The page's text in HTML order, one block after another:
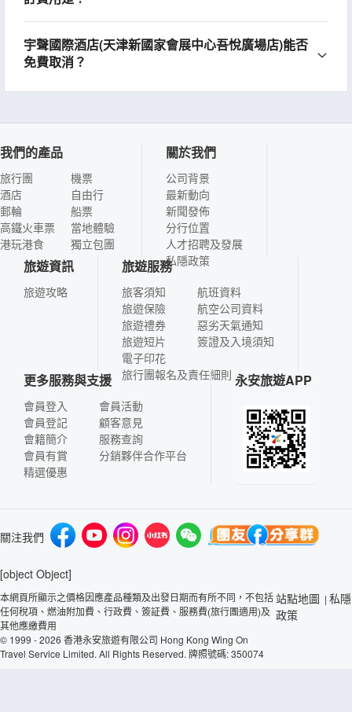
宇聲國際酒店(天津新國家會展中心吾悅廣場店)能否
免費取消？
我們的產品
旅行團
酒店
郵輪
高鐵火車票
港玩港食
機票
自由行
船票
當地體驗
獨立包團
關於我們
公司背景
最新動向
新聞發佈
分行位置
人才招聘及發展
私隱政策
旅遊資訊
旅遊攻略
旅遊服務
旅客須知
旅遊保險
旅遊禮券
旅遊短片
電子印花
航班資料
航空公司資料
惡劣天氣通知
簽證及入境須知
旅行團報名及責任細則
更多服務與支援
會員登入
會員登記
會籍簡介
會員有賞
精選優惠
會員活動
顧客意見
服務查詢
分銷夥伴合作平台
永安旅遊APP
關注我們
[object Object]
本網頁所顯示之價格因應產品種類及出發日期而有所不同，不包括
任何稅項、燃油附加費、行政費、簽証費、服務費(旅行團適用)及
其他應繳費用
© 1999 - 2026 香港永安旅遊有限公司 Hong Kong Wing On
Travel Service Limited. All Rights Reserved. 牌照號碼: 350074
站點地圖 | 私隱
政策